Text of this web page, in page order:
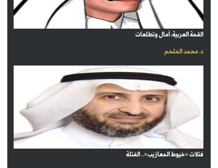
القمة العربية: آمال وتطلعات
د. محمد الملحم
فتلات «خيوط المعازيب».. الفتلة